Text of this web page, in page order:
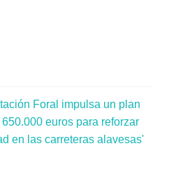
Foral impulsa un plan
euros para reforzar
en las carreteras alavesas'